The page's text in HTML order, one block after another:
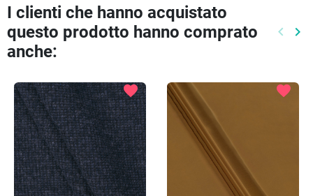
I clienti che hanno acquistato
questo prodotto hanno comprato
anche:
keyboard_arrow_left keyboard_arrow_right
favorite favorite